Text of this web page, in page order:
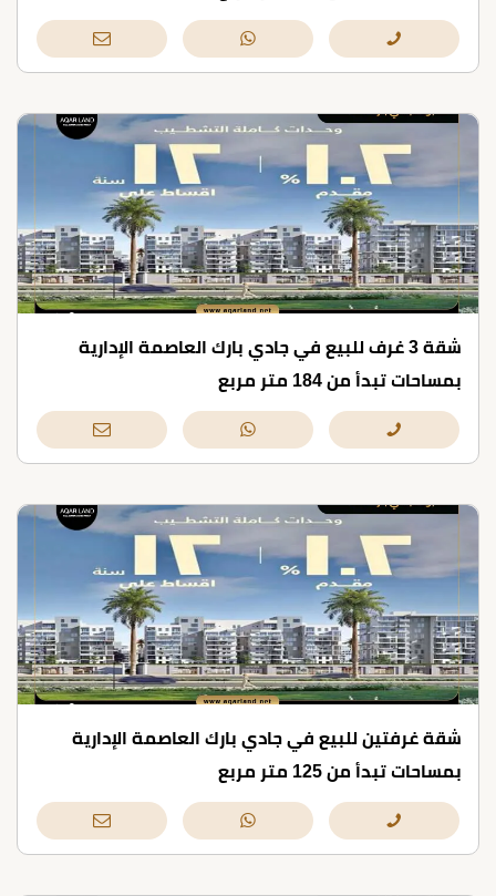
شقة 3 غرف للبيع في جادي بارك العاصمة الإدارية
بمساحات تبدأ من 184 متر مربع
شقة غرفتين للبيع في جادي بارك العاصمة الإدارية
بمساحات تبدأ من 125 متر مربع